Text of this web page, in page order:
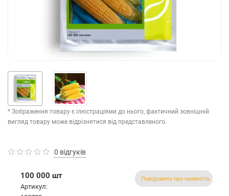
* Зображення товару є ілюстраціями до нього, фактичний зовнішній
вигляд товару може відрізнятися від представленого.
0 відгуків
100 000 шт
Артикул:
Повідомити про наявність